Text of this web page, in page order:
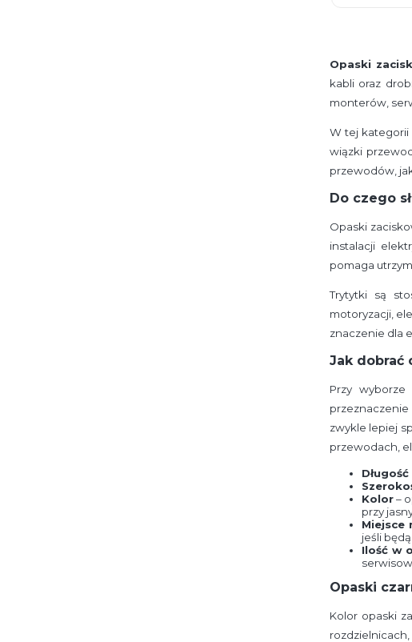
Opaski
kabli oraz
monterów,
W tej kategorii
wiązki
przewodów,
Do czego
Opaski
instalacji
pomaga
Trytytki są
motoryzacji,
znaczenie dla
Jak dobrać
Przy
zwykle lepiej
przewodach,
Kolor–
przy
Miejsce
jeśli
Ilość w
Opaski
Kolor opaski